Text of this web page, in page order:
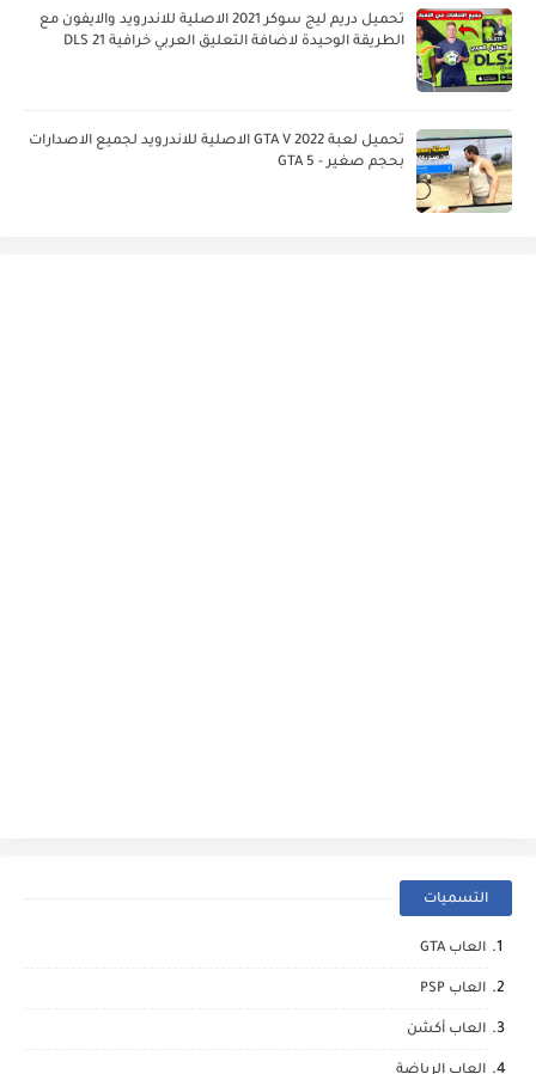
تحميل دريم ليج سوكر 2021 الاصلية للاندرويد والايفون مع
الطريقة الوحيدة لاضافة التعليق العربي خرافية DLS 21
تحميل لعبة GTA V 2022 الاصلية للاندرويد لجميع الاصدارات
بحجم صغير - GTA 5
التسميات
العاب GTA
العاب PSP
العاب أكشن